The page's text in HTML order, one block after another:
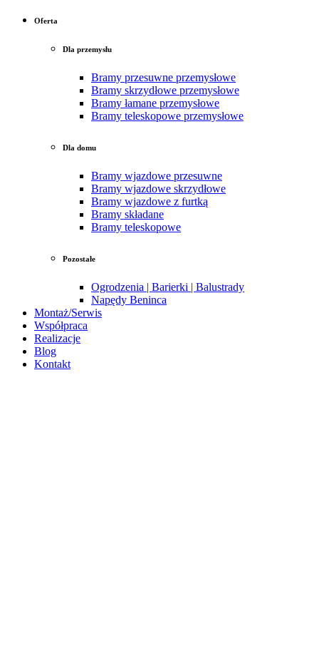
Oferta
Dla przemysłu
Bramy przesuwne przemysłowe
Bramy skrzydłowe przemysłowe
Bramy łamane przemysłowe
Bramy teleskopowe przemysłowe
Dla domu
Bramy wjazdowe przesuwne
Bramy wjazdowe skrzydłowe
Bramy wjazdowe z furtką
Bramy składane
Bramy teleskopowe
Pozostałe
Ogrodzenia | Barierki | Balustrady
Napędy Beninca
Montaż/Serwis
Współpraca
Realizacje
Blog
Kontakt